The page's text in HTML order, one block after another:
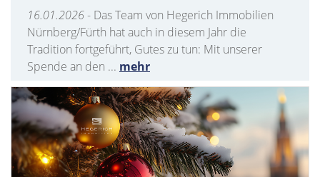
16.01.2026- Das Team von Hegerich Immobilien
Nürnberg/Fürth hat auch in diesem Jahr die
Tradition fortgeführt, Gutes zu tun: Mit unserer
Spende an den ... mehr